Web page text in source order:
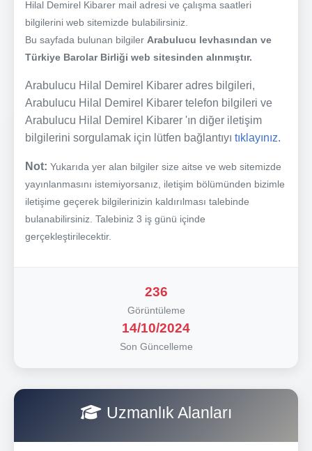
Hilal Demirel Kibarer mail adresi ve çalışma saatleri
bilgilerini web sitemizde bulabilirsiniz.
Bu sayfada bulunan bilgiler Arabulucu levhasından ve
Türkiye Barolar Birliği web sitesinden alınmıştır.
Arabulucu Hilal Demirel Kibarer adres bilgileri,
Arabulucu Hilal Demirel Kibarer telefon bilgileri ve
Arabulucu Hilal Demirel Kibarer 'ın diğer iletişim
bilgilerini sorgulamak için lütfen bağlantıyı tıklayınız.
Not: Yukarıda yer alan bilgiler size aitse ve web sitemizde
yayınlanmasını istemiyorsanız, iletişim bölümünden bizimle
iletişime geçerek bilgilerinizin kaldırılması talebinde
bulanabilirsiniz. Talebiniz 3 iş günü içinde
gerçekleştirilecektir.
236
Görüntüleme
14/10/2024
Son Güncelleme
Uzmanlık Alanları